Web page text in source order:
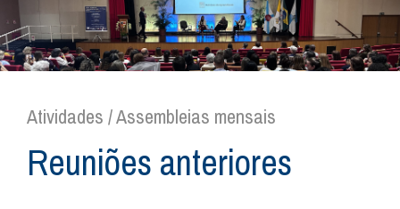
Atividades / Assembleias mensais
Reuniões anteriores